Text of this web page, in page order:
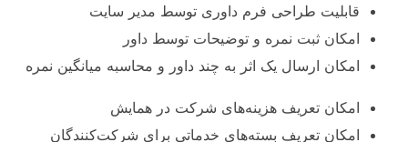
قابلیت طراحی فرم داوری توسط مدیر سایت
امکان ثبت نمره و توضیحات توسط داور
امکان ارسال یک اثر به چند داور و محاسبه میانگین نمره
امکان تعریف هزینه‌های شرکت در همایش
امکان تعریف بسته‌های خدماتی برای شرکت‌کنندگان